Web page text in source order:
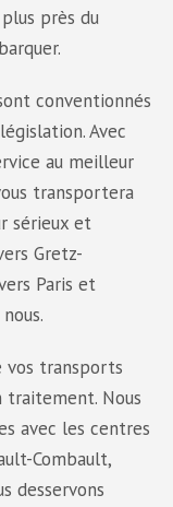
près du
conventionnés
Avec
au meilleur
transportera
sérieux et
Gretz-
Paris et
vos transports
traitement. Nous
avec les centres
Combault,
desservons